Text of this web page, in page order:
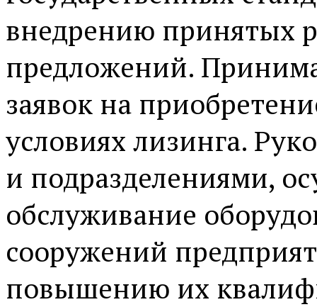
внедрению принятых
предложений.
заявок на
условиях лизинга.
и подразделениями,
обслуживание
сооружений
повышению их